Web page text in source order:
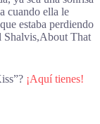
cuando ella le
estaba perdiendo
Shalvis,About That
¡Aquí tienes!